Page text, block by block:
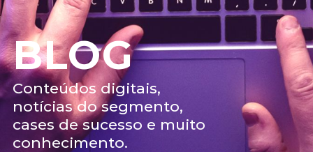
BLOG
Conteúdos digitais,
notícias do segmento,
cases de sucesso e muito
conhecimento.